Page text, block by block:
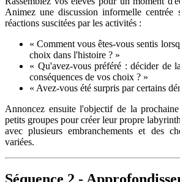
Animez une discussion informelle centrée
réactions suscitées par les activités :
« Comment vous êtes-vous sentis
choix dans l'histoire ? »
« Qu'avez-vous préféré : décider de
conséquences de vos choix ? »
« Avez-vous été surpris par certains
Annoncez ensuite l'objectif de la
petits groupes pour créer leur propre
avec plusieurs embranchements et des
variées.